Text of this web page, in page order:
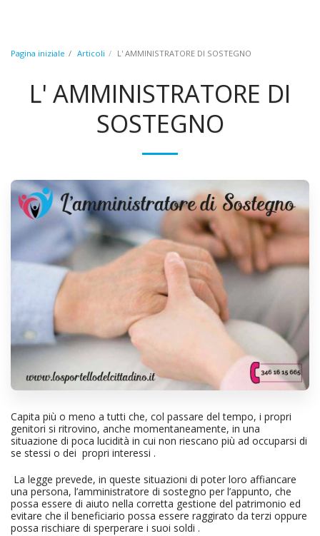
Pagina iniziale Articoli L' AMMINISTRATORE DI SOSTEGNO
L' AMMINISTRATORE DI
SOSTEGNO
Capita più o meno a tutti che, col passare del tempo, i propri
genitori si ritrovino, anche momentaneamente, in una
situazione di poca lucidità in cui non riescano più ad occuparsi di
se stessi o dei propri interessi .
La legge prevede, in queste situazioni di poter loro affiancare
una persona, l’amministratore di sostegno per l’appunto, che
possa essere di aiuto nella corretta gestione del patrimonio ed
evitare che il beneficiario possa essere raggirato da terzi oppure
possa rischiare di sperperare i suoi soldi .